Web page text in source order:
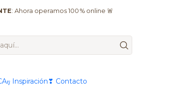
𝜂 Inspiración❣ Contacto
: Ahora operamos 100 % online 🚨
Bolsas Sacos de Papel Kraft 17x12 cm Extra
Sacos de
Extra Corto